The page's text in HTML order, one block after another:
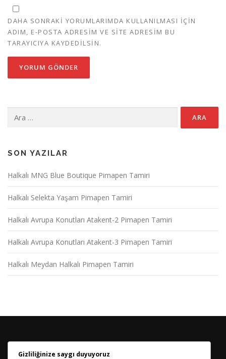
DAHA SONRAKI YORUMLARIMDA KULLANILMASI IÇIN
ADIM, E-POSTA ADRESIM VE SITE ADRESIM BU
TARAYICIYA KAYDEDILSIN.
SON YAZILAR
Halkalı MNG Blue Boutique Pimapen Tamiri
Halkalı Selekta Yaşam Pimapen Tamiri
Halkalı Avrupa Konutları Atakent-2 Pimapen Tamiri
Halkalı Avrupa Konutları Atakent-3 Pimapen Tamiri
Halkalı Meydan Halkalı Pimapen Tamiri
HABER BÜLTENIMIZE KATILIN
Gizliliğinize saygı duyuyoruz